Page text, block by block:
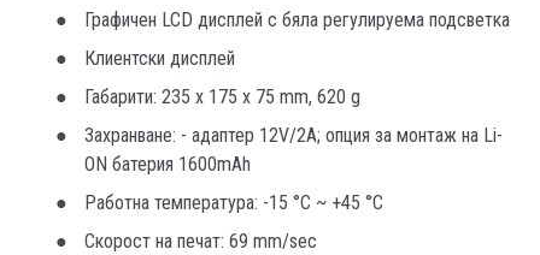
Графичен LCD дисплей с бяла регулируема подсветка
Клиентски дисплей
Габарити: 235 x 175 x 75 mm, 620 g
Захранване: - адаптер 12V/2A; опция за монтаж на Li-
ON батерия 1600mAh
Работна температура: -15 °С ~ +45 °С
Скорост на печат: 69 mm/sec